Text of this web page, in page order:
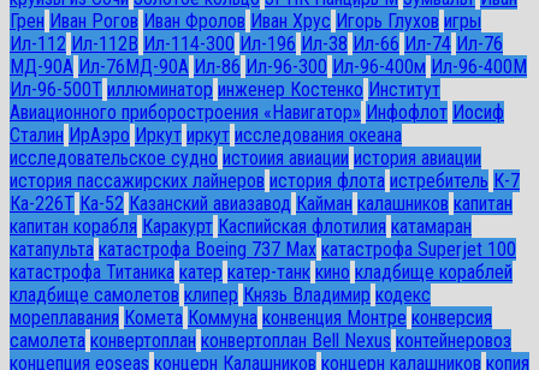
Грен Иван Рогов Иван Фролов Иван Хрус Игорь Глухов игры
Ил-112 Ил-112В Ил-114-300 Ил-196 Ил-38 Ил-66 Ил-74 Ил-76
МД-90А Ил-76МД-90А Ил-86 Ил-96-300 Ил-96-400м Ил-96-400М
Ил-96-500Т иллюминатор инженер Костенко Институт
Авиационного приборостроения «Навигатор» Инфофлот Иосиф
Сталин ИрАэро Иркут иркут исследования океана
исследовательское судно истоиия авиации история авиации
история пассажирских лайнеров история флота истребитель К-7
Ка-226Т Ка-52 Казанский авиазавод Кайман калашников капитан
капитан корабля Каракурт Каспийская флотилия катамаран
катапульта катастрофа Boeing 737 Max катастрофа Superjet 100
катастрофа Титаника катер катер-танк кино кладбище кораблей
кладбище самолетов клипер Князь Владимир кодекс
мореплавания Комета Коммуна конвенция Монтре конверсия
самолета конвертоплан конвертоплан Bell Nexus контейнеровоз
концепция eoseas концерн Калашников концерн калашников копия